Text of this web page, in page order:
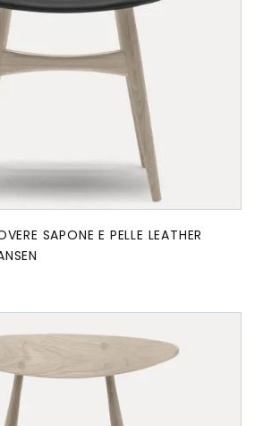
SAPONE E PELLE LEATHER